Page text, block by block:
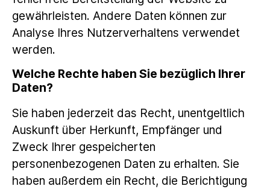
gewährleisten. Andere Daten können zur
Analyse Ihres Nutzerverhaltens verwendet
werden.
Welche Rechte haben Sie bezüglich Ihrer
Daten?
Sie haben jederzeit das Recht, unentgeltlich
Auskunft über Herkunft, Empfänger und
Zweck Ihrer gespeicherten
personenbezogenen Daten zu erhalten. Sie
haben außerdem ein Recht, die Berichtigung